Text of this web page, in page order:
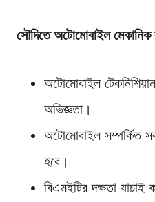
সৌদিতে অটোমোবাইল
অটোমোবাইল
অভিজ্ঞতা।
অটোমোবাইল সম্পর্কিত
হবে।
বিএমইটির দক্ষতা যাচাই